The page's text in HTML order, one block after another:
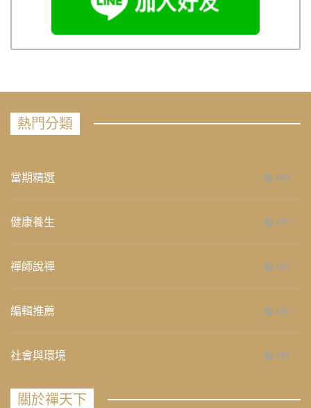
熱門分類
當期精選 658
健康養生 276
禪師說禪 267
編輯推薦 236
社會與環境 235
關於禪天下